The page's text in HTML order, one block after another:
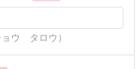
ョウ タロウ）